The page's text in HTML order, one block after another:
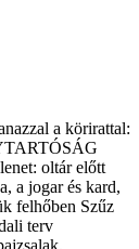
a körirattal:
oltár előtt
a jogar és kard,
felhőben Szűz
terv